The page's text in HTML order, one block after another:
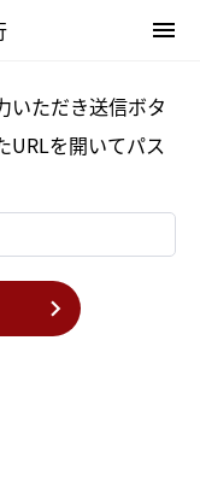
menu
いただき送信ボタ
URLを開いてパス